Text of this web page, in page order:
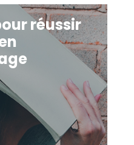
réussir
année en apprentissage